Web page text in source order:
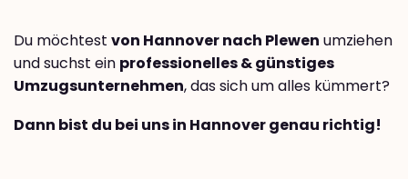
Du möchtest von Hannover nach Plewen umziehen
und suchst ein professionelles & günstiges
Umzugsunternehmen, das sich um alles kümmert?
Dann bist du bei uns in Hannover genau richtig!